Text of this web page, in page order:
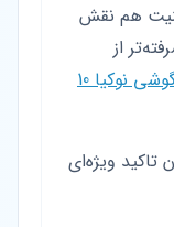
هم نقش
از
نوکیا 10
ویژه‌ای